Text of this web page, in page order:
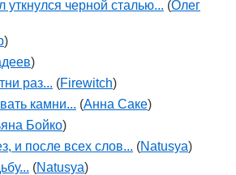
черной сталью... (Олег
)
)
раз... (Firewitch)
камни... (Анна Саке)
Бойко)
и после всех слов... (Natusya)
(Natusya)